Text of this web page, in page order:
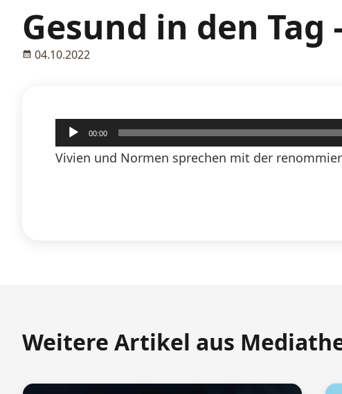
Gesund in den
04.10.2022
Audio-
Player
00:00
Vivien und Normen sprechen mit der
Weitere Artikel aus